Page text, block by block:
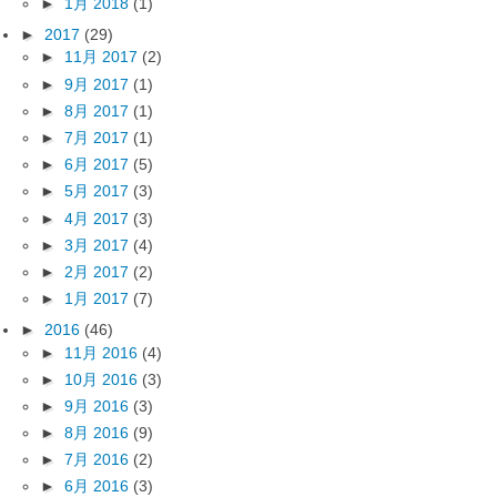
► 2017 (29)
► 11月 2017 (2)
► 9月 2017 (1)
► 8月 2017 (1)
► 7月 2017 (1)
► 6月 2017 (5)
► 5月 2017 (3)
► 4月 2017 (3)
► 3月 2017 (4)
► 2月 2017 (2)
► 1月 2017 (7)
► 2016 (46)
► 11月 2016 (4)
► 10月 2016 (3)
► 9月 2016 (3)
► 8月 2016 (9)
► 7月 2016 (2)
► 6月 2016 (3)